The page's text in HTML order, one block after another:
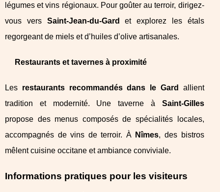
légumes et vins régionaux. Pour goûter au terroir, dirigez-
vous vers Saint-Jean-du-Gard
et explorez les étals
regorgeant de miels et d’huiles d’olive artisanales.
Restaurants et tavernes à proximité
Les restaurants recommandés dans le Gard
allient
tradition et modernité. Une taverne à Saint-Gilles
propose des menus composés de spécialités locales,
accompagnés de vins de terroir. À Nîmes, des bistros
mêlent cuisine occitane et ambiance conviviale.
Informations pratiques pour les visiteurs